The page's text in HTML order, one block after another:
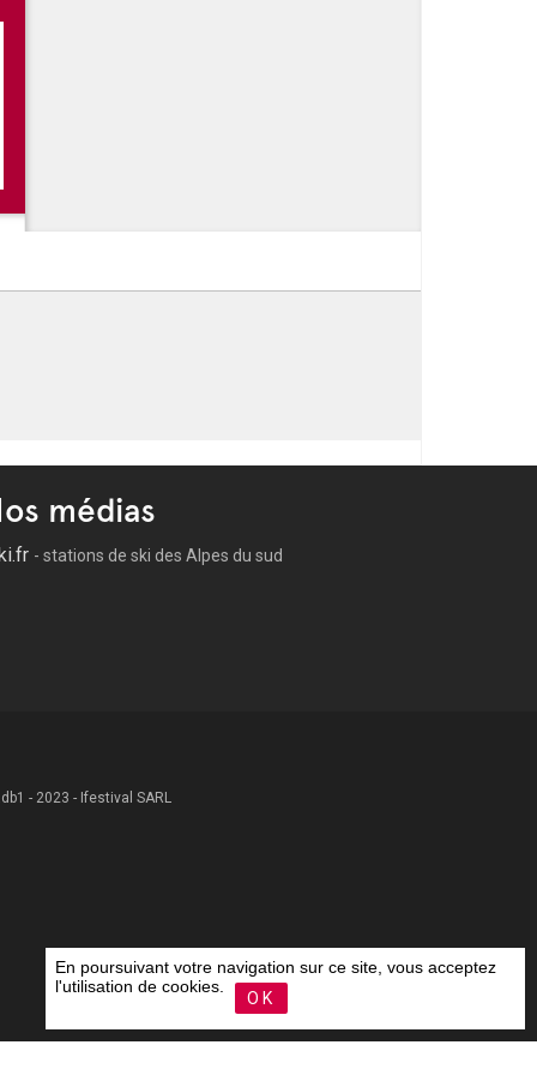
médias
- stations de ski des Alpes du sud
- 2023 - Ifestival SARL
En poursuivant votre navigation sur ce site, vous acceptez
l'utilisation de cookies.
OK